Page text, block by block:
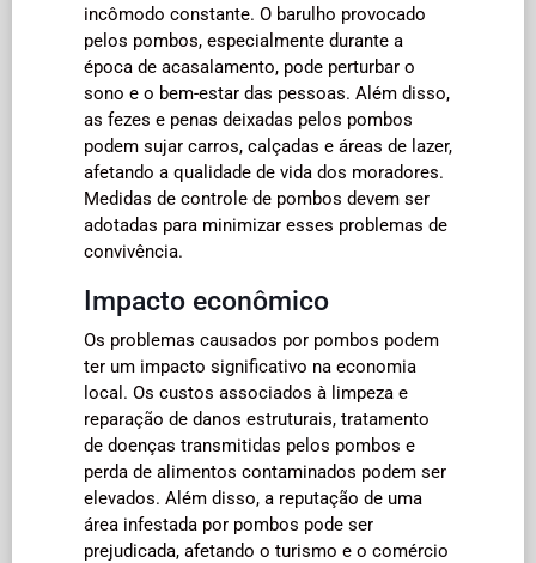
incômodo constante. O barulho provocado
pelos pombos, especialmente durante a
época de acasalamento, pode perturbar o
sono e o bem-estar das pessoas. Além disso,
as fezes e penas deixadas pelos pombos
podem sujar carros, calçadas e áreas de lazer,
afetando a qualidade de vida dos moradores.
Medidas de controle de pombos devem ser
adotadas para minimizar esses problemas de
convivência.
Impacto econômico
Os problemas causados por pombos podem
ter um impacto significativo na economia
local. Os custos associados à limpeza e
reparação de danos estruturais, tratamento
de doenças transmitidas pelos pombos e
perda de alimentos contaminados podem ser
elevados. Além disso, a reputação de uma
área infestada por pombos pode ser
prejudicada, afetando o turismo e o comércio